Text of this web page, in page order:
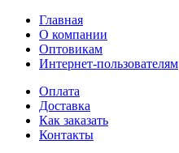
Главная
О компании
Оптовикам
Интернет-пользователям
Оплата
Доставка
Как заказать
Контакты